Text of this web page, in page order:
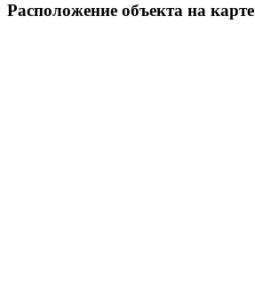
Расположение объекта на карте